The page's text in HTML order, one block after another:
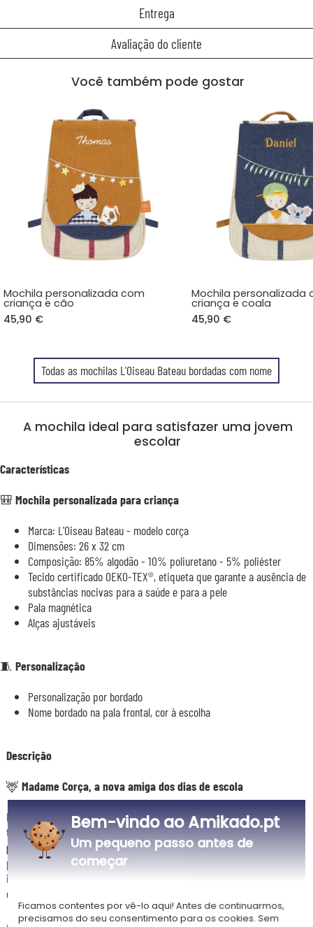
Entrega
Avaliação do cliente
Você também pode gostar
Mochila personalizada com
criança e cão
45,90 €
Mochila personalizada
criança e coala
45,90 €
Todas as mochilas L'Oiseau Bateau bordadas com nome
A mochila ideal para satisfazer uma jovem
escolar
Características
🎒 Mochila personalizada para criança
Marca: L'Oiseau Bateau - modelo corça
Dimensões: 26 x 32 cm
Composição: 85% algodão - 10% poliuretano - 5% poliéster
Tecido certificado OEKO-TEX®, etiqueta que garante a ausência de
substâncias nocivas para a saúde e para a pele
Pala magnética
Alças ajustáveis
🧵 Personalização
Personalização por bordado
Nome bordado na pala frontal, cor à escolha
Descrição
🦌 Madame Corça, a nova amiga dos dias de escola
Pequenos cascos, grandes olhos doces e traje outonal: Madame Corça
tem tudo para conquistar os corações das meninas. AMochila Corça
personalizada põe em cena esta adorável heroína num formato
pensado para as crianças dos 2 aos 6 anos. Creche, jardim de infância,
infantário ou tempos livres: esta bonita mochila acompanha a sua filha
em todos os seus dias com um toque de doçura selvagem e feminina.
Bem-vindo ao Amikado.pt
Um pequeno passo antes de
começar
Ficamos contentes por vê-lo aqui! Antes de continuarmos,
precisamos do seu consentimento para os cookies. Sem